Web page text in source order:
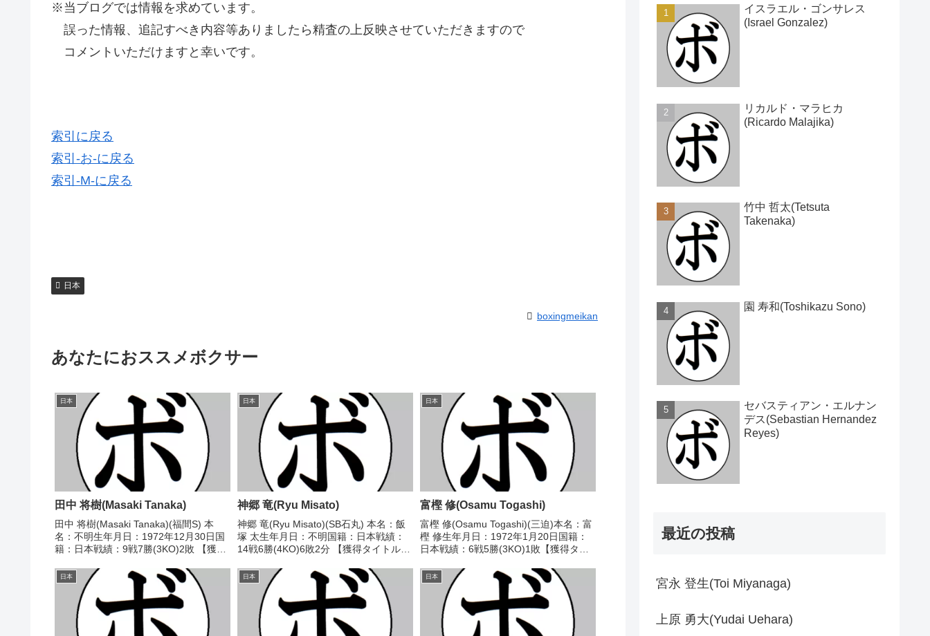
※当ブログでは情報を求めています。
誤った情報、追記すべき内容等ありましたら精査の上反映させていただきますので
コメントいただけますと幸いです。
索引に戻る
索引-お-に戻る
索引-M-に戻る
日本
boxingmeikan
あなたにおススメボクサー
日本
田中 将樹(Masaki Tanaka)
田中 将樹(Masaki Tanaka)(福間S) 本
名：不明生年月日：1972年12月30日国
籍：日本戦績：9戦7勝(3KO)2敗 【獲得
フェザー級新人王 【戦歴】
1997/10/05 ●1RKO 藤...
日本
神郷 竜(Ryu Misato)
神郷 竜(Ryu Misato)(SB石丸) 本名：飯
塚 太生年月日：不明国籍：日本戦績：
14戦6勝(4KO)6敗2分 【獲得タイトル】
雪江 吉照(中村山梨)1980/01/29 △4R
判定...
日本
富樫 修(Osamu Togashi)
富樫 修(Osamu Togashi)(三迫)本名：富
樫 修生年月日：1972年1月20日国籍：
日本戦績：6戦5勝(3KO)1敗【獲得タイ
ー級優勝(アマチュア)1989年度国体少年
の部ウェルター級優勝(...
日本 日本 日本
イスラエル・ゴンサレス
(Israel Gonzalez)
リカルド・マラヒカ
(Ricardo Malajika)
竹中 哲太(Tetsuta
Takenaka)
園 寿和(Toshikazu Sono)
セバスティアン・エルナン
デス(Sebastian Hernandez
Reyes)
最近の投稿
宮永 登生(Toi Miyanaga)
上原 勇大(Yudai Uehara)